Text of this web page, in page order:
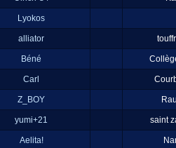
Lyokos
alliator
Béné
Carl
Z_BOY
yumi+21 saint
Aelita!